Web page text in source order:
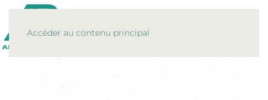
Accéder au contenu principal